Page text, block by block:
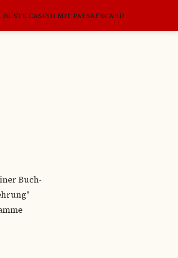
BESTE CASINO MIT PAYSAFECARD
Buch-